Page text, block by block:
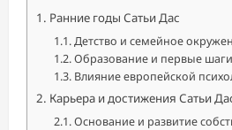
Ранние годы Сатьи Дас
Детство и семейное
Образование и первые
Влияние европейской
Карьера и достижения Сатьи
Основание и развитие